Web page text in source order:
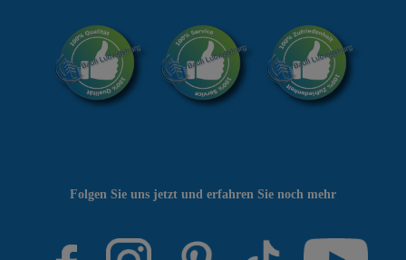
Folgen Sie uns jetzt und erfahren Sie noch mehr